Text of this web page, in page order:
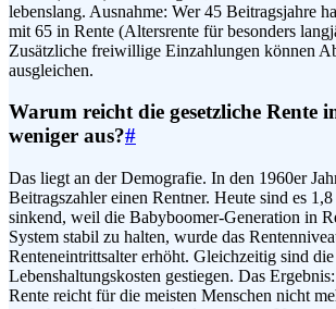
lebenslang. Ausnahme: Wer 45 Beitragsjahre
mit 65 in Rente (Altersrente für besonders
Zusätzliche freiwillige Einzahlungen können
ausgleichen.
Warum reicht die gesetzliche Rente
weniger aus?#
Das liegt an der Demografie. In den 1960er
Beitragszahler einen Rentner. Heute sind es
sinkend, weil die Babyboomer-Generation in
System stabil zu halten, wurde das
Renteneintrittsalter erhöht. Gleichzeitig sind die
Lebenshaltungskosten gestiegen. Das
Rente reicht für die meisten Menschen nicht